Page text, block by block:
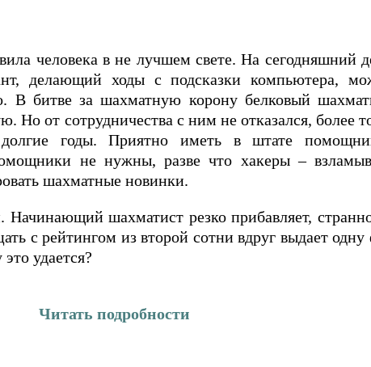
человека в не лучшем свете. На сегодняшний
делающий ходы с подсказки компьютера,
В битве за шахматную корону белковый
Но от сотрудничества с ним не отказался, более
годы. Приятно иметь в штате
не нужны, разве что хакеры –
шахматные новинки.
шахматист резко прибавляет,
с рейтингом из второй сотни вдруг выдает
удается?
Читать подробности